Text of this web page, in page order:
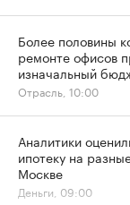
Более половины
ремонте офисов
изначальный
Отрасль, 10:00
Аналитики
ипотеку на
Москве
Деньги, 09:00